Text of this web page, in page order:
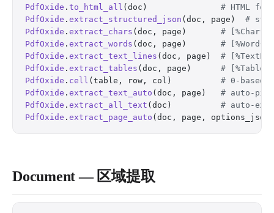
PdfOxide . to_html_all (doc) # HTML for
PdfOxide . extract_structured_json (doc, page) #
PdfOxide . extract_chars (doc, page) #
PdfOxide . extract_words (doc, page) #
PdfOxide . extract_text_lines (doc, page) #
PdfOxide . extract_tables (doc, page) #
PdfOxide . cell (table, row, col) # 0-based
PdfOxide . extract_text_auto (doc, page) # auto-
PdfOxide . extract_all_text (doc) # auto-
PdfOxide . extract_page_auto (doc, page, options_json
Document — 区域提取